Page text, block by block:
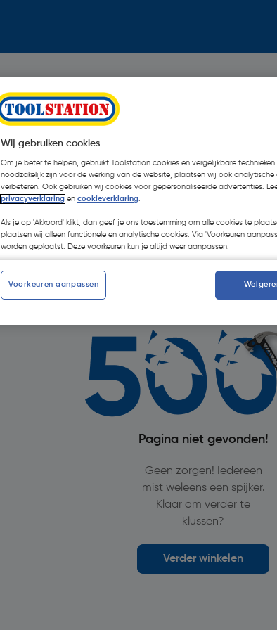
Oops!
Pagina niet gevonden!
Geen zorgen! Iedereen
mist weleens een spijker.
Klaar om verder te
klussen?
Verder winkelen
Wij gebruiken cookies
Om je beter te helpen, gebruikt Toolstation cookies en vergelijkbare
noodzakelijk zijn voor de werking van de website, plaatsen wij ook
verbeteren. Ook gebruiken wij cookies voor gepersonaliseerde advertenties.
privacyverklaring en cookieverklaring.
Als je op 'Akkoord' klikt, dan geef je ons toestemming om alle cookies te
plaatsen wij alleen functionele en analytische cookies. Via 'Voorkeuren
worden geplaatst. Deze voorkeuren kun je altijd weer aanpassen.
Voorkeuren aanpassen